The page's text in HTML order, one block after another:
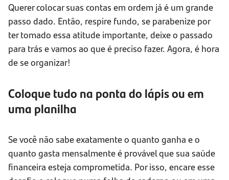
Querer colocar suas contas em ordem já é um grande
passo dado. Então, respire fundo, se parabenize por
ter tomado essa atitude importante, deixe o passado
para trás e vamos ao que é preciso fazer. Agora, é hora
de se organizar!
Coloque tudo na ponta do lápis ou em
uma planilha
Se você não sabe exatamente o quanto ganha e o
quanto gasta mensalmente é provável que sua saúde
financeira esteja comprometida. Por isso, encare esse